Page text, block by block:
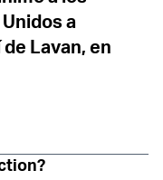
a
Lavan, en